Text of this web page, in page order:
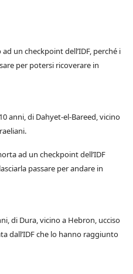
un checkpoint dell’IDF, perché i
per potersi ricoverare in
anni, di Dahyet-el-Bareed, vicino
ad un checkpoint dell’IDF
passare per andare in
di Dura, vicino a Hebron, ucciso
dall’IDF che lo hanno raggiunto